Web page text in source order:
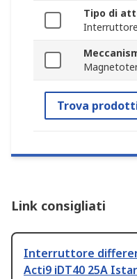
Tipo di
Trova
Link consigliati
Interruttore
Acti9 iDT40 25A